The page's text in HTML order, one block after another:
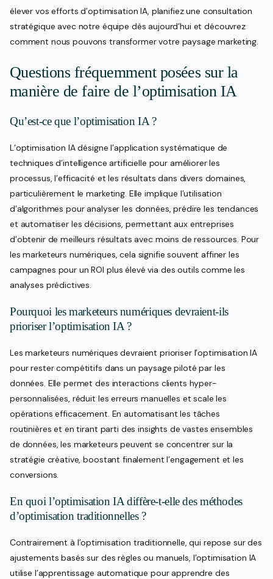
élever vos efforts d’optimisation IA, planifiez une consultation
stratégique avec notre équipe dès aujourd’hui et découvrez
comment nous pouvons transformer votre paysage marketing.
Questions fréquemment posées sur la
manière de faire de l’optimisation IA
Qu’est-ce que l’optimisation IA ?
L’optimisation IA désigne l’application systématique de
techniques d’intelligence artificielle pour améliorer les
processus, l’efficacité et les résultats dans divers domaines,
particulièrement le marketing. Elle implique l’utilisation
d’algorithmes pour analyser les données, prédire les tendances
et automatiser les décisions, permettant aux entreprises
d’obtenir de meilleurs résultats avec moins de ressources. Pour
les marketeurs numériques, cela signifie souvent affiner les
campagnes pour un ROI plus élevé via des outils comme les
analyses prédictives.
Pourquoi les marketeurs numériques devraient-ils
prioriser l’optimisation IA ?
Les marketeurs numériques devraient prioriser l’optimisation IA
pour rester compétitifs dans un paysage piloté par les
données. Elle permet des interactions clients hyper-
personnalisées, réduit les erreurs manuelles et scale les
opérations efficacement. En automatisant les tâches
routinières et en tirant parti des insights de vastes ensembles
de données, les marketeurs peuvent se concentrer sur la
stratégie créative, boostant finalement l’engagement et les
conversions.
En quoi l’optimisation IA diffère-t-elle des méthodes
d’optimisation traditionnelles ?
Contrairement à l’optimisation traditionnelle, qui repose sur des
ajustements basés sur des règles ou manuels, l’optimisation IA
utilise l’apprentissage automatique pour apprendre des